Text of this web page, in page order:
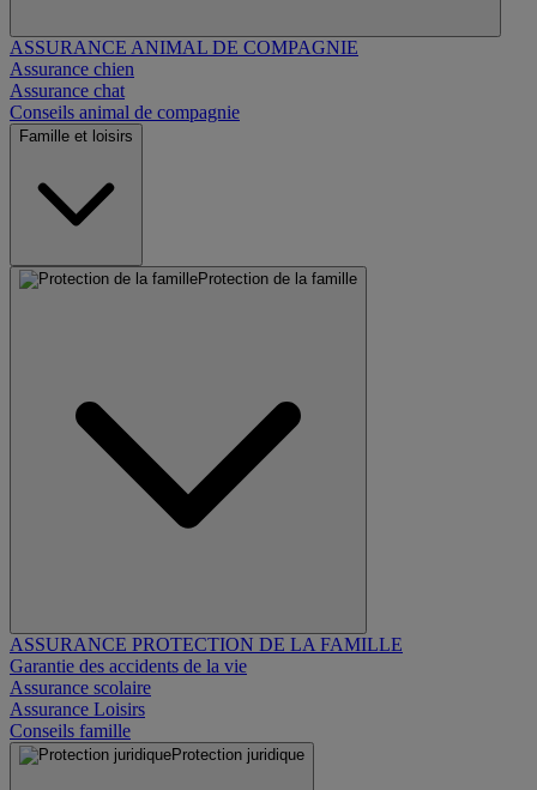
ASSURANCE ANIMAL DE COMPAGNIE
Assurance chien
Assurance chat
Conseils animal de compagnie
Famille et loisirs
Protection de la famille
ASSURANCE PROTECTION DE LA FAMILLE
Garantie des accidents de la vie
Assurance scolaire
Assurance Loisirs
Conseils famille
Protection juridique